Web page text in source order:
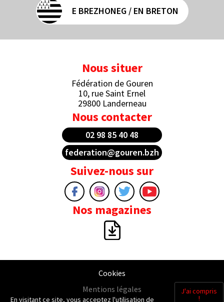
E BREZHONEG / EN BRETON
Nous situer
Fédération de Gouren
10, rue Saint Ernel
29800 Landerneau
Nous contacter
02 98 85 40 48
federation@gouren.bzh
Suivez-nous sur
Nos magazines
Cookies
Mentions légales
En visitant ce site, vous acceptez l'utilisation de
J'ai compris
!